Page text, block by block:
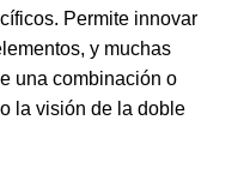
Permite innovar
y muchas
una combinación o
la visión de la doble